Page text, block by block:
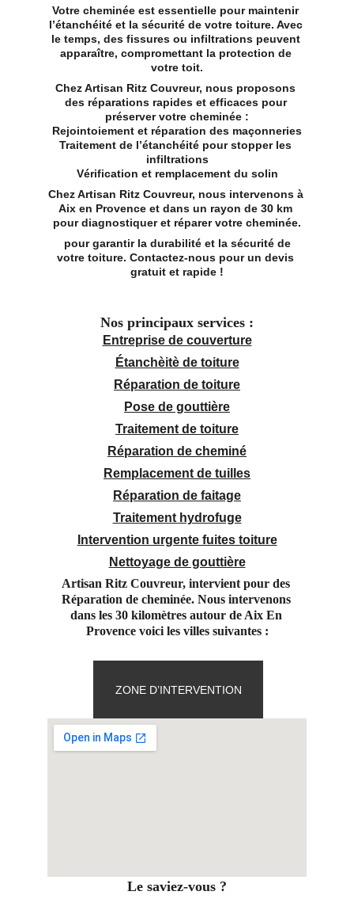
Votre cheminée est essentielle pour maintenir
l’étanchéité et la sécurité de votre toiture. Avec
le temps, des fissures ou infiltrations peuvent
apparaître, compromettant la protection de
votre toit.
Chez Artisan Ritz Couvreur, nous proposons
des réparations rapides et efficaces pour
préserver votre cheminée :
Rejointoiement et réparation des maçonneries
Traitement de l’étanchéité pour stopper les
infiltrations
Vérification et remplacement du solin
Chez Artisan Ritz Couvreur, nous intervenons à
Aix en Provence et dans un rayon de 30 km
pour diagnostiquer et réparer votre cheminée.
votre toiture. Contactez-nous pour un devis
gratuit et rapide !
Nos principaux services :
Entreprise de couverture
Étanchèitè de toiture
Réparation de toiture
Pose de gouttière
Traitement de toiture
Réparation de cheminé
Remplacement de tuilles
Réparation de faitage
Traitement hydrofuge
Intervention urgente fuites toiture
Nettoyage de gouttière
Artisan Ritz Couvreur, intervient pour des
Réparation de cheminée. Nous intervenons
dans les 30 kilomètres autour de Aix En
Provence voici les villes suivantes :
ZONE D’INTERVENTION
Le saviez-vous ?